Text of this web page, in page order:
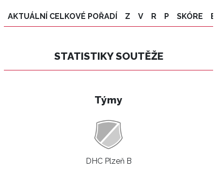
AKTUÁLNÍ CELKOVÉ POŘADÍ Z V R P SKÓRE B
STATISTIKY SOUTĚŽE
Týmy
DHC Plzeň B